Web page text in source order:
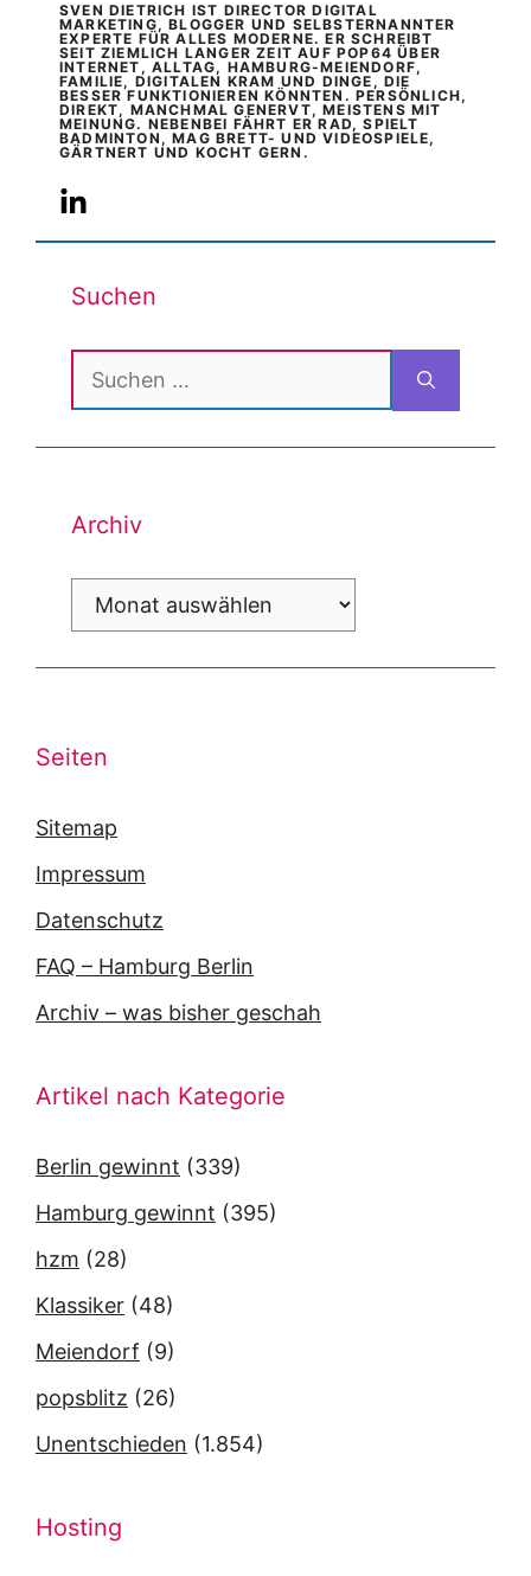
SVEN DIETRICH IST DIRECTOR DIGITAL
MARKETING, BLOGGER UND SELBSTERNANNTER
EXPERTE FÜR ALLES MODERNE. ER SCHREIBT
SEIT ZIEMLICH LANGER ZEIT AUF POP64 ÜBER
INTERNET, ALLTAG, HAMBURG-MEIENDORF,
FAMILIE, DIGITALEN KRAM UND DINGE, DIE
BESSER FUNKTIONIEREN KÖNNTEN. PERSÖNLICH,
DIREKT, MANCHMAL GENERVT, MEISTENS MIT
MEINUNG. NEBENBEI FÄHRT ER RAD, SPIELT
BADMINTON, MAG BRETT- UND VIDEOSPIELE,
GÄRTNERT UND KOCHT GERN.
Suchen
Suchen
nach:
Archiv
Archiv
Seiten
Sitemap
Impressum
Datenschutz
FAQ – Hamburg Berlin
Archiv – was bisher geschah
Artikel nach Kategorie
Berlin gewinnt (339)
Hamburg gewinnt (395)
hzm (28)
Klassiker (48)
Meiendorf (9)
popsblitz (26)
Unentschieden (1.854)
Hosting